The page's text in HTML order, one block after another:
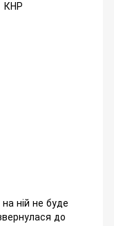
КНР
ній не буде
до